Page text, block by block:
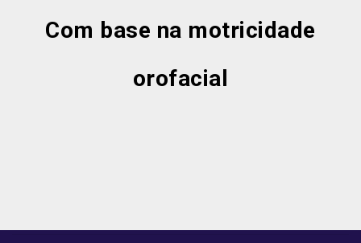
Com base na motricidade
orofacial